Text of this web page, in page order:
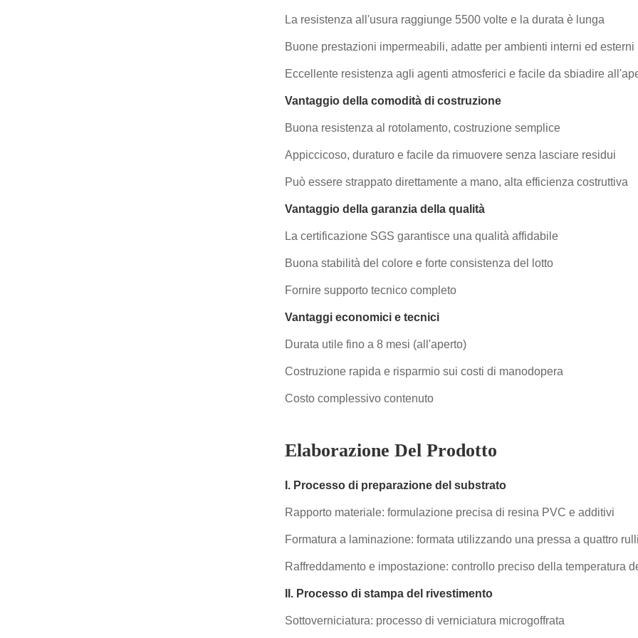
La resistenza all'usura raggiunge 5500 volte e la durata è lunga
Buone prestazioni impermeabili, adatte per ambienti interni ed esterni
Eccellente resistenza agli agenti atmosferici e facile da sbiadire
Vantaggio della comodità di costruzione
Buona resistenza al rotolamento, costruzione semplice
Appiccicoso, duraturo e facile da rimuovere senza lasciare residui
Può essere strappato direttamente a mano, alta efficienza costruttiva
Vantaggio della garanzia della qualità
La certificazione SGS garantisce una qualità affidabile
Buona stabilità del colore e forte consistenza del lotto
Fornire supporto tecnico completo
Vantaggi economici e tecnici
Durata utile fino a 8 mesi (all'aperto)
Costruzione rapida e risparmio sui costi di manodopera
Costo complessivo contenuto
Elaborazione Del Prodotto
I. Processo di preparazione del substrato
Rapporto materiale: formulazione precisa di resina PVC e additivi
Formatura a laminazione: formata utilizzando una pressa a quattro
Raffreddamento e impostazione: controllo preciso della temperatura
II. Processo di stampa del rivestimento
Sottoverniciatura: processo di verniciatura microgoffrata